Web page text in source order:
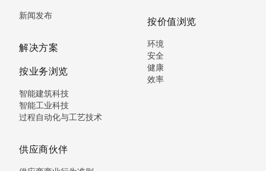
新闻发布
解决方案
按业务浏览
智能建筑科技
智能工业科技
过程自动化与工艺技术
供应商伙伴
按价值浏览
环境
安全
健康
效率